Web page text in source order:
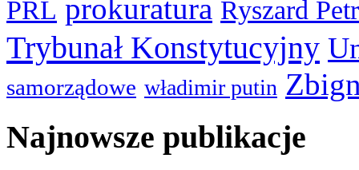
PRL prokuratura Ryszard
Trybunał Konstytucyjny
samorządowe władimir putin
Najnowsze publikacje